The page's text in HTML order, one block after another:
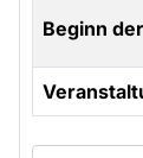
Beginn